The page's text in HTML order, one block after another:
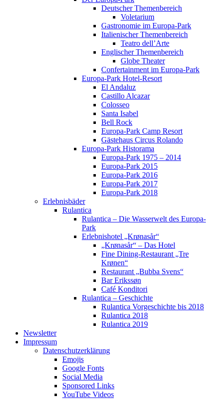
Deutscher Themenbereich
Voletarium
Gastronomie im Europa-Park
Italienischer Themenbereich
Teatro dell’Arte
Englischer Themenbereich
Globe Theater
Confertainment im Europa-Park
Europa-Park Hotel-Resort
El Andaluz
Castillo Alcazar
Colosseo
Santa Isabel
Bell Rock
Europa-Park Camp Resort
Gästehaus Circus Rolando
Europa-Park Historama
Europa-Park 1975 – 2014
Europa-Park 2015
Europa-Park 2016
Europa-Park 2017
Europa-Park 2018
Erlebnisbäder
Rulantica
Rulantica – Die Wasserwelt des Europa-
Park
Erlebnishotel „Krønasår“
„Krønasår“ – Das Hotel
Fine Dining-Restaurant „Tre
Krønen“
Restaurant „Bubba Svens“
Bar Erikssøn
Café Konditori
Rulantica – Geschichte
Rulantica Vorgeschichte bis 2018
Rulantica 2018
Rulantica 2019
Newsletter
Impressum
Datenschutzerklärung
Emojis
Google Fonts
Social Media
Sponsored Links
YouTube Videos